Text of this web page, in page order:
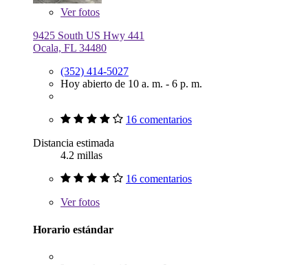
Verfotos
9425 South US Hwy 441
Ocala, FL 34480
(352) 414-5027
Hoy abierto de 10 a. m. - 6 p. m.
16 comentarios
Distancia estimada
4.2 millas
16 comentarios
Verfotos
Horario estándar